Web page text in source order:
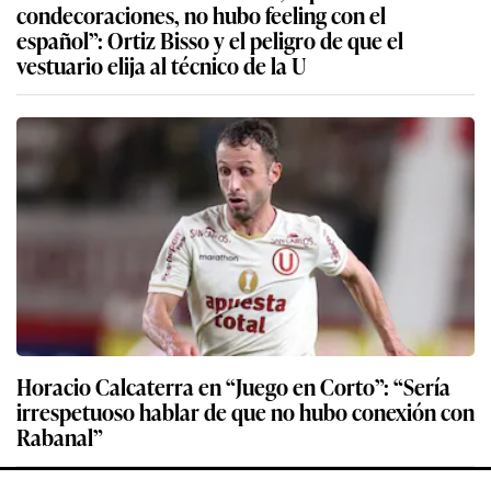
condecoraciones, no hubo feeling con el
español”: Ortiz Bisso y el peligro de que el
vestuario elija al técnico de la U
Horacio Calcaterra en “Juego en Corto”: “Sería
irrespetuoso hablar de que no hubo conexión con
Rabanal”